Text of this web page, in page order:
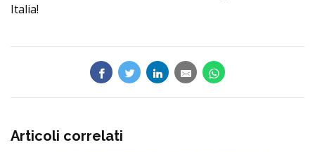
Italia!
Articoli correlati